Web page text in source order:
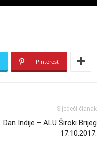
Pinterest
Sljedeći članak
Dan Indije – ALU Široki Brijeg
17.10.2017.